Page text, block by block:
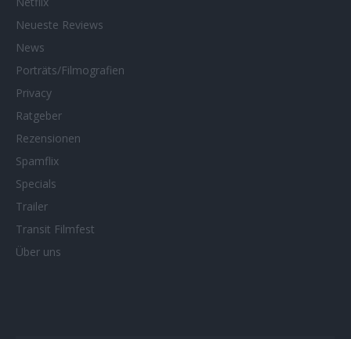
Neueste Reviews
News
Porträts/Filmografien
Privacy
Ratgeber
Rezensionen
Spamflix
Specials
Trailer
Transit Filmfest
Über uns